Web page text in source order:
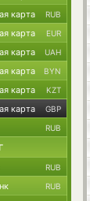
карта RUB
карта EUR
карта UAH
карта BYN
карта KZT
карта GBP
RUB
RUB
RUB